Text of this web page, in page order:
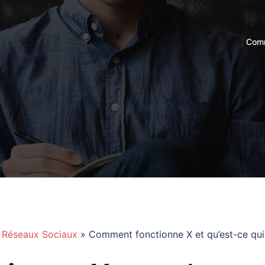
Réseaux Sociaux » Comment fonctionne X et qu’est-ce